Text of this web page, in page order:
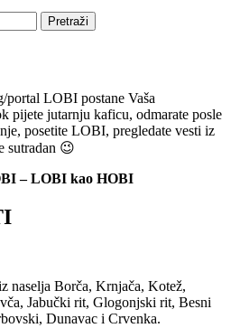
Pretraži
portal LOBI postane Vaša
pijete jutarnju kaficu, odmarate posle
posetite LOBI, pregledate vesti iz
sutradan 😉
– LOBI kao HOBI
naselja Borča, Krnjača, Kotež,
Jabučki rit, Glogonjski rit, Besni
Dunavac i Crvenka.